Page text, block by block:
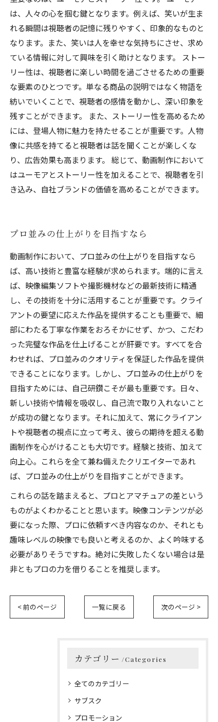
は、人々の心を掴む鍵となります。例えば、笑いが生ま
れる瞬間は視聴者の記憶に残りやすく、印象的なものと
なります。また、笑いは人を幸せな気持ちにさせ、求め
ている情報に対して興味を引く助けとなります。 ストー
リー性は、視聴者に楽しい時間を過ごさせるための重要
な要素のひとつです。単なる商品の説明ではなく物語を
紡いでいくことで、視聴者の感情を動かし、深い印象を
残すことができます。 また、ストーリー性を高めるため
には、登場人物に魅力を持たせることが重要です。人物
像に共感を持てると視聴者は話を聞くことが楽しくな
り、広告効果も高まります。 総じて、動画制作において
はユーモアとストーリー性を加えることで、視聴者を引
き込み、自社ブランドの価値を高めることができます。
プロ並みの仕上がりを目指すなら
動画制作において、プロ並みの仕上がりを目指すなら
ば、高い技術と豊富な経験が求められます。端的に言え
ば、映像編集ソフトや撮影機材などの最新技術に精通
し、その技術を十分に活用することが重要です。クライ
アントの要望に応えた作品を提供することも重要で、細
部にわたる丁寧な作業をおろそかにせず、かつ、こだわ
った完璧な作品を仕上げることが肝要です。すべてを合
わせれば、プロ並みのクオリティを保証した作品を提供
できることになります。しかし、プロ並みの仕上がりを
目指すためには、自己研鑽こそが最も重要です。日々、
新しい技術や情報を吸収し、自己流で取り入れないこと
が成功の鍵となります。それに加えて、常にクライアン
トや視聴者の視点に立って考え、彼らの期待を超える動
画制作を心がけることも大切です。経験と技術、加えて
向上心。これらを全て兼ね備えたクリエイターであれ
ば、プロ並みの仕上がりを目指すことができます。
これらの話を踏まえると、プロとアマチュアの差という
ものがよくわかることと思います。映像コンテンツが必
要になった際、プロに依頼すべき内容なのか、それとも
趣味レベルの映像でも良いと考えるのか、よく吟味する
必要がありそうですね。絶対に失敗したくない場合は是
非ともプロの力を借りることを推奨します。
< 前のページ 一覧に戻る 次のページ >
カテゴリー Categories
全てのカテゴリー
サブスク
プロモーション